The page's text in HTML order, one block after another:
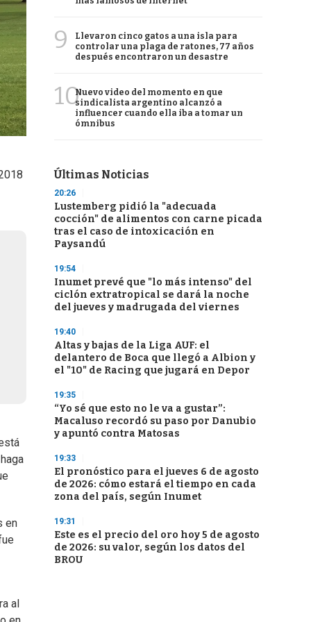
en
al
9
Llevaron cinco gatos a una isla para
controlar una plaga de ratones, 77 años
después encontraron un desastre
10Nuevo video del momento en que
sindicalista argentino alcanzó a
influencer cuando ella iba a tomar un
ómnibus
Últimas Noticias
20:26
Lustemberg pidió la "adecuada
cocción" de alimentos con carne picada
tras el caso de intoxicación en
Paysandú
19:54
Inumet prevé que "lo más intenso" del
ciclón extratropical se dará la noche
del jueves y madrugada del viernes
19:40
Altas y bajas de la Liga AUF: el
delantero de Boca que llegó a Albion y
el "10" de Racing que jugará en Depor
19:35
“Yo sé que esto no le va a gustar”:
Macaluso recordó su paso por Danubio
y apuntó contra Matosas
19:33
El pronóstico para el jueves 6 de agosto
de 2026: cómo estará el tiempo en cada
zona del país, según Inumet
19:31
Este es el precio del oro hoy 5 de agosto
de 2026: su valor, según los datos del
BROU